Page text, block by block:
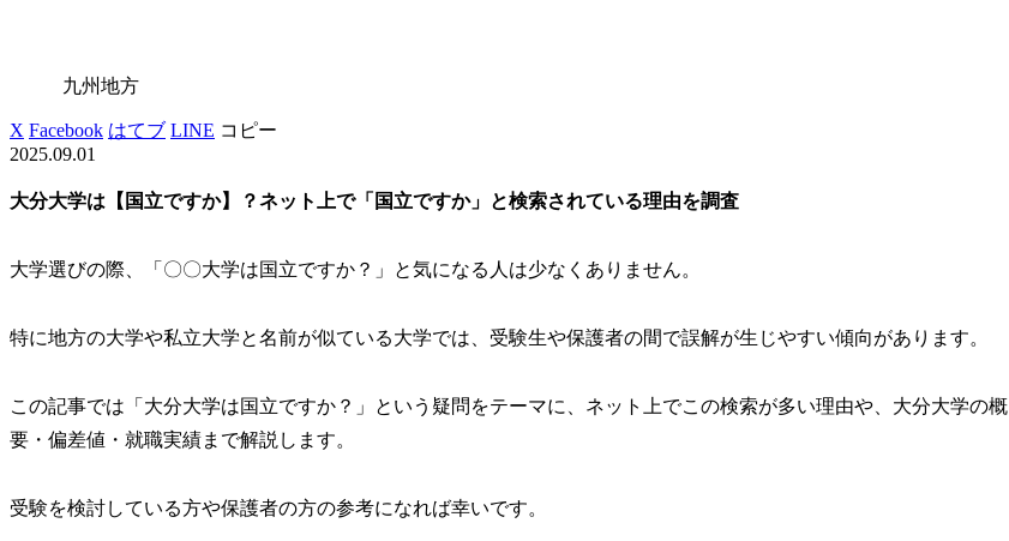
九州地方
X Facebook はてブ LINE コピー
2025.09.01
大分大学は【国立ですか】？ネット上で「国立ですか」と検索されている理由を調査
大学選びの際、「〇〇大学は国立ですか？」と気になる人は少なくありません。
特に地方の大学や私立大学と名前が似ている大学では、受験生や保護者の間で誤解が生じやすい傾向があります。
この記事では「大分大学は国立ですか？」という疑問をテーマに、ネット上でこの検索が多い理由や、大分大学の概
要・偏差値・就職実績まで解説します。
受験を検討している方や保護者の方の参考になれば幸いです。